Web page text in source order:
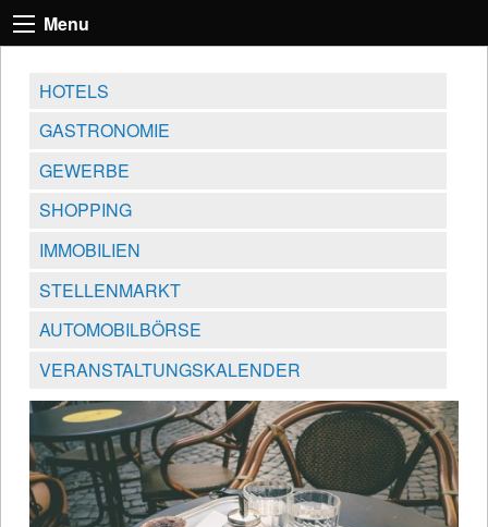
Menu
HOTELS
GASTRONOMIE
GEWERBE
SHOPPING
IMMOBILIEN
STELLENMARKT
AUTOMOBILBÖRSE
VERANSTALTUNGSKALENDER